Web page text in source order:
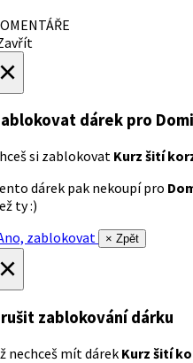
dárek pro
si zablokovat Kurz šití
dárek pak nekoupí pro
ty :)
zablokovat
× Zpět
zablokování dárku
nechceš mít dárek Kurz šití